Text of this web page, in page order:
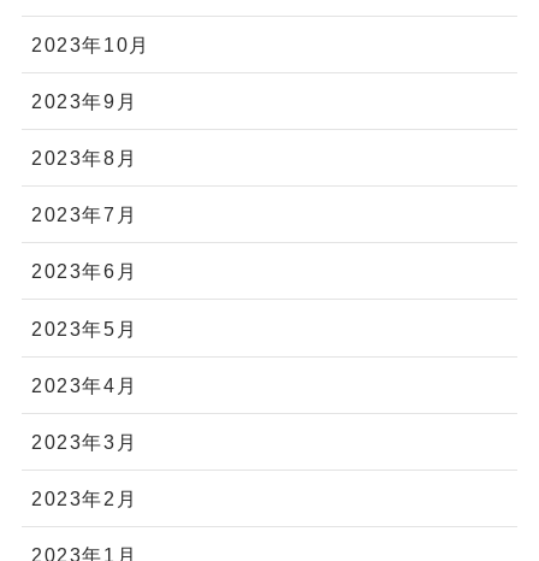
2023年10月
2023年9月
2023年8月
2023年7月
2023年6月
2023年5月
2023年4月
2023年3月
2023年2月
2023年1月